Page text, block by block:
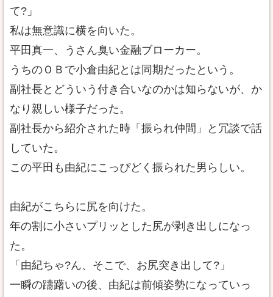
て?」
私は無意識に横を向いた。
平田真一、うさん臭い金融ブローカー。
うちのＯＢで小倉由紀とは同期だったという。
副社長とどういう付き合いなのかは知らないが、か
なり親しい様子だった。
副社長から紹介された時「振られ仲間」と冗談で話
していた。
この平田も由紀にこっぴどく振られた男らしい。
由紀がこちらに尻を向けた。
年の割に小さいプリッとした尻が剥き出しになっ
た。
「由紀ちゃ?ん、そこで、お尻突き出して?」
一瞬の躊躇いの後、由紀は前傾姿勢になっていっ